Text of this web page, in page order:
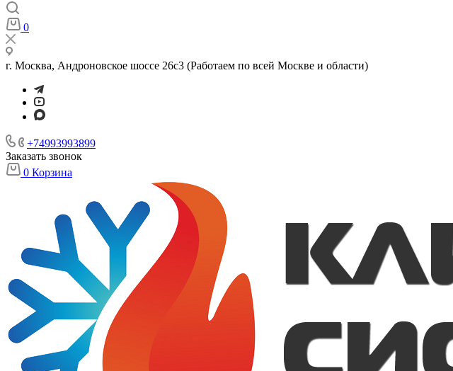
0
г. Москва, Андроновское шоссе 26с3 (Работаем по всей Москве и области)
+74993993899
Заказать звонок
0 Корзина